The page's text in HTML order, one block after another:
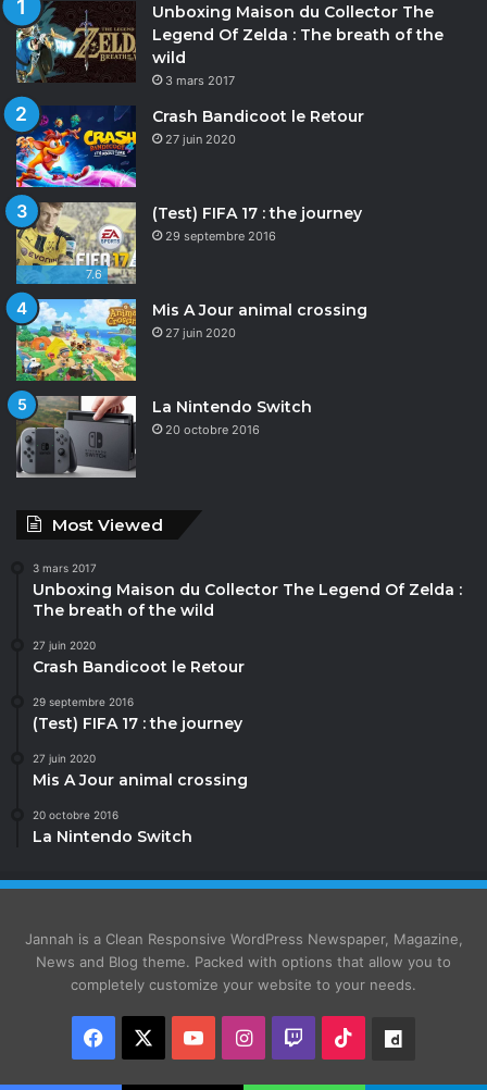
Unboxing Maison du Collector The
Legend Of Zelda : The breath of the
wild
3 mars 2017
Crash Bandicoot le Retour
27 juin 2020
7.6
(Test) FIFA 17 : the journey
29 septembre 2016
Mis A Jour animal crossing
27 juin 2020
La Nintendo Switch
20 octobre 2016
Most Viewed
3 mars 2017
Unboxing Maison du Collector The Legend Of Zelda :
The breath of the wild
27 juin 2020
Crash Bandicoot le Retour
29 septembre 2016
(Test) FIFA 17 : the journey
27 juin 2020
Mis A Jour animal crossing
20 octobre 2016
La Nintendo Switch
Jannah is a Clean Responsive WordPress Newspaper, Magazine,
News and Blog theme. Packed with options that allow you to
completely customize your website to your needs.
Facebook YouTubeInstagram
Twitch TikTok